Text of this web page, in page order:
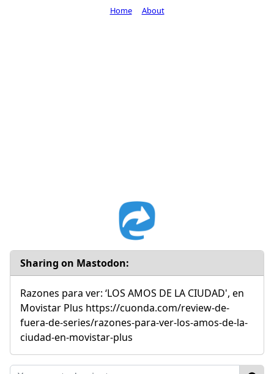
Sharing on Mastodon:
Razones para ver: ‘LOS AMOS DE LA CIUDAD', en
Movistar Plus https://cuonda.com/review-de-
fuera-de-series/razones-para-ver-los-amos-de-la-
ciudad-en-movistar-plus
Home About